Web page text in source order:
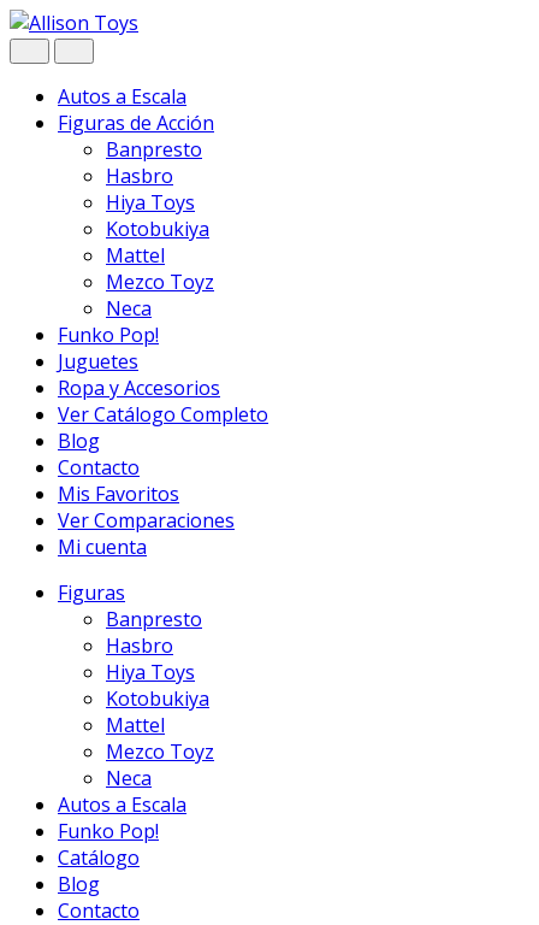
Navegar
Ir
al
Autos a Escala
Figuras de Acción
Banpresto
Hasbro
Hiya Toys
Kotobukiya
Mattel
Mezco Toyz
Neca
Funko Pop!
Juguetes
Ropa y Accesorios
Ver Catálogo Completo
Blog
Contacto
Mis Favoritos
Ver Comparaciones
Mi cuenta
Figuras
Banpresto
Hasbro
Hiya Toys
Kotobukiya
Mattel
Mezco Toyz
Neca
Autos a Escala
Funko Pop!
Catálogo
Blog
Contacto